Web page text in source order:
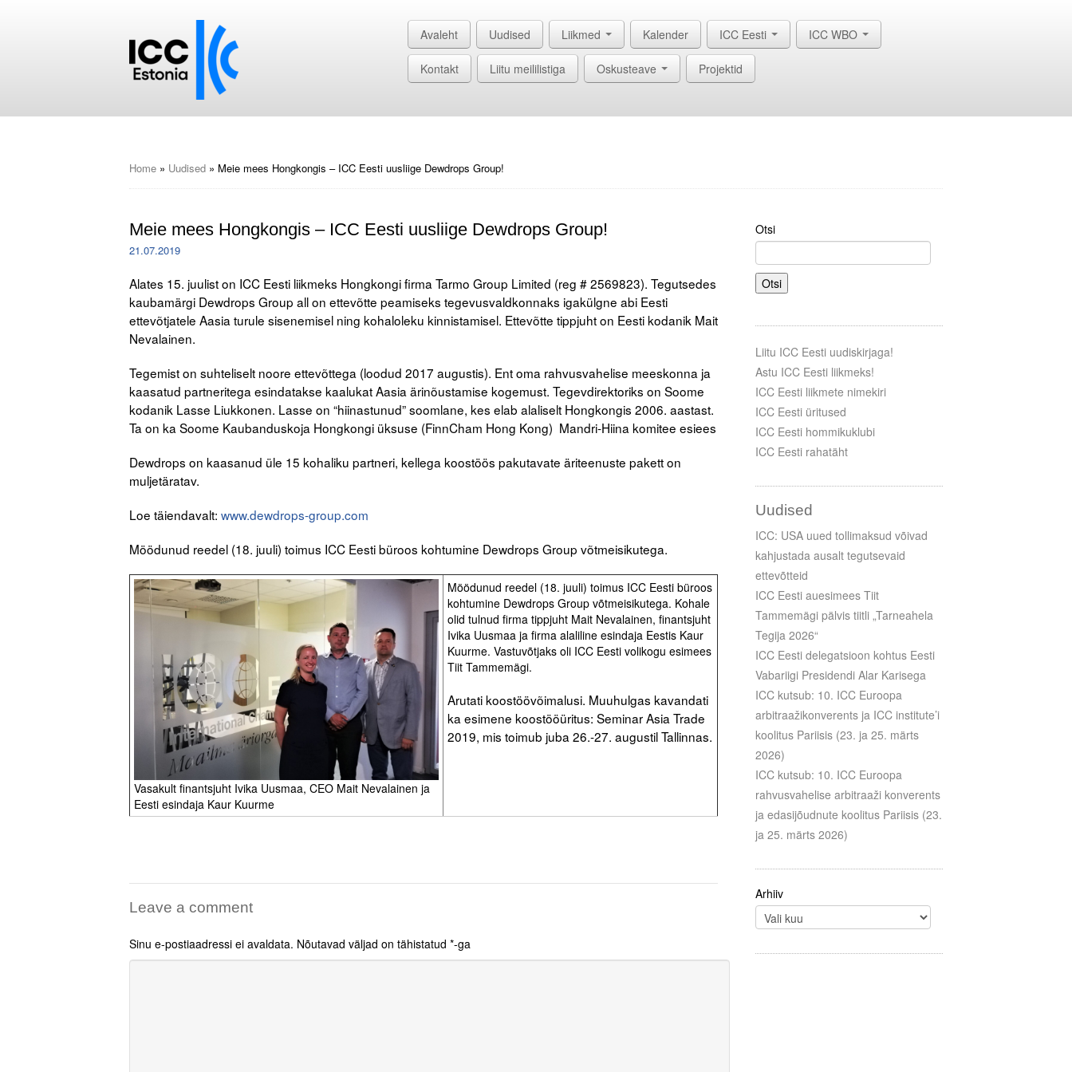
Avaleht Uudised Liikmed Kalender ICC Eesti ICC WBO
Kontakt Liitu meililistiga Oskusteave Projektid
Home » Uudised » Meie mees Hongkongis – ICC Eesti uusliige Dewdrops Group!
Meie mees Hongkongis – ICC Eesti uusliige Dewdrops Group!
21.07.2019
Alates 15. juulist on ICC Eesti liikmeks Hongkongi firma Tarmo Group Limited (reg # 2569823). Tegutsedes
kaubamärgi Dewdrops Group all on ettevõtte peamiseks tegevusvaldkonnaks igakülgne abi Eesti
ettevõtjatele Aasia turule sisenemisel ning kohaloleku kinnistamisel. Ettevõtte tippjuht on Eesti kodanik Mait
Nevalainen.
Tegemist on suhteliselt noore ettevõttega (loodud 2017 augustis). Ent oma rahvusvahelise meeskonna ja
kaasatud partneritega esindatakse kaalukat Aasia ärinõustamise kogemust. Tegevdirektoriks on Soome
kodanik Lasse Liukkonen. Lasse on “hiinastunud” soomlane, kes elab alaliselt Hongkongis 2006. aastast.
Ta on ka Soome Kaubanduskoja Hongkongi üksuse (FinnCham Hong Kong) Mandri-Hiina komitee esiees
Dewdrops on kaasanud üle 15 kohaliku partneri, kellega koostöös pakutavate äriteenuste pakett on
muljetäratav.
Loe täiendavalt: www.dewdrops-group.com
Möödunud reedel (18. juuli) toimus ICC Eesti büroos kohtumine Dewdrops Group võtmeisikutega.
Vasakult finantsjuht Ivika Uusmaa, CEO Mait Nevalainen ja
Eesti esindaja Kaur Kuurme
Möödunud reedel (18. juuli) toimus ICC Eesti büroos
kohtumine Dewdrops Group võtmeisikutega. Kohale
olid tulnud firma tippjuht Mait Nevalainen, finantsjuht
Ivika Uusmaa ja firma alaliline esindaja Eestis Kaur
Kuurme. Vastuvõtjaks oli ICC Eesti volikogu esimees
Tiit Tammemägi.
Arutati koostöövõimalusi. Muuhulgas kavandati
ka esimene koostööüritus: Seminar Asia Trade
2019, mis toimub juba 26.-27. augustil Tallinnas.
Leave a comment
Sinu e-postiaadressi ei avaldata. Nõutavad väljad on tähistatud *-ga
Otsi
Otsi
Liitu ICC Eesti uudiskirjaga!
Astu ICC Eesti liikmeks!
ICC Eesti liikmete nimekiri
ICC Eesti üritused
ICC Eesti hommikuklubi
ICC Eesti rahatäht
Uudised
ICC: USA uued tollimaksud võivad
kahjustada ausalt tegutsevaid
ettevõtteid
ICC Eesti auesimees Tiit
Tammemägi pälvis tiitli „Tarneahela
Tegija 2026“
ICC Eesti delegatsioon kohtus Eesti
Vabariigi Presidendi Alar Karisega
ICC kutsub: 10. ICC Euroopa
arbitraažikonverents ja ICC institute’i
koolitus Pariisis (23. ja 25. märts
2026)
ICC kutsub: 10. ICC Euroopa
rahvusvahelise arbitraaži konverents
ja edasijõudnute koolitus Pariisis (23.
ja 25. märts 2026)
Arhiiv